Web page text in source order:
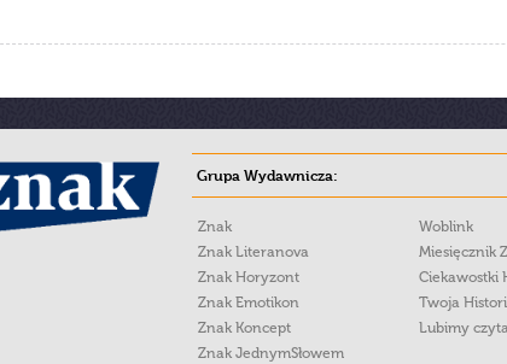
Grupa Wydawnicza:
Znak
Znak Literanova
Znak Horyzont
Znak Emotikon
Znak Koncept
Znak JednymSłowem
Woblink
Miesięcznik
Ciekawostki
Twoja
Lubimy